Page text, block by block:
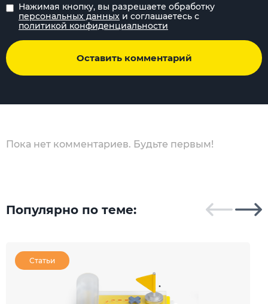
Нажимая кнопку, вы разрешаете обработку
персональных данных и соглашаетесь с
политикой конфиденциальности
Оставить комментарий
Пока нет комментариев. Будьте первым!
Популярно по теме:
Статьи